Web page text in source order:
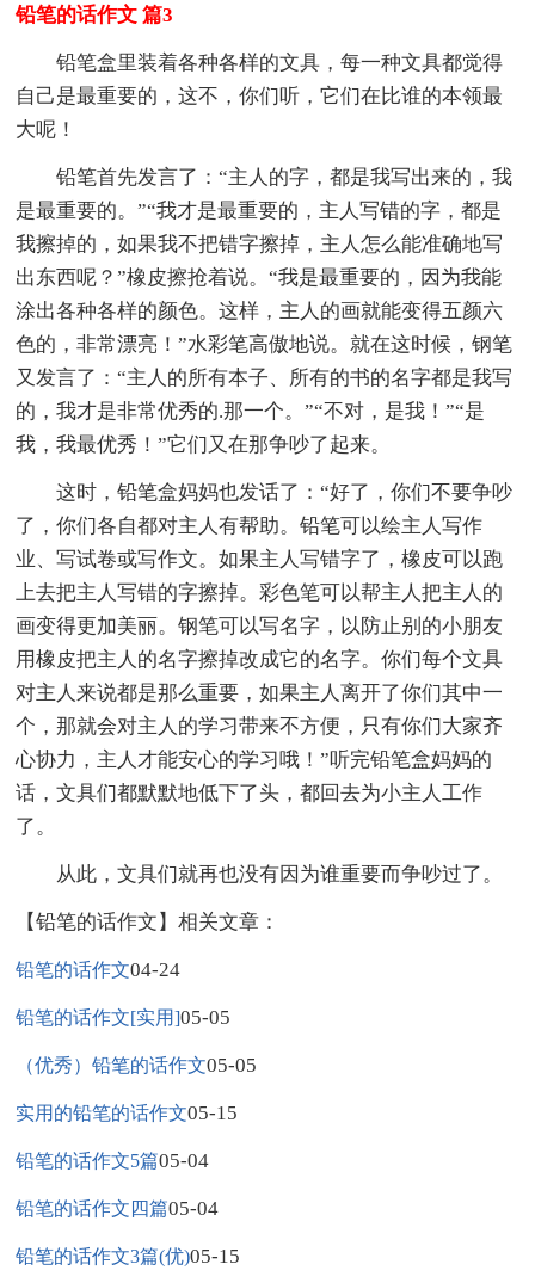
铅笔的话作文 篇3
铅笔盒里装着各种各样的文具，每一种文具都觉得
自己是最重要的，这不，你们听，它们在比谁的本领最
大呢！
铅笔首先发言了：“主人的字，都是我写出来的，我
是最重要的。”“我才是最重要的，主人写错的字，都是
我擦掉的，如果我不把错字擦掉，主人怎么能准确地写
出东西呢？”橡皮擦抢着说。“我是最重要的，因为我能
涂出各种各样的颜色。这样，主人的画就能变得五颜六
色的，非常漂亮！”水彩笔高傲地说。就在这时候，钢笔
又发言了：“主人的所有本子、所有的书的名字都是我写
的，我才是非常优秀的.那一个。”“不对，是我！”“是
我，我最优秀！”它们又在那争吵了起来。
这时，铅笔盒妈妈也发话了：“好了，你们不要争吵
了，你们各自都对主人有帮助。铅笔可以绘主人写作
业、写试卷或写作文。如果主人写错字了，橡皮可以跑
上去把主人写错的字擦掉。彩色笔可以帮主人把主人的
画变得更加美丽。钢笔可以写名字，以防止别的小朋友
用橡皮把主人的名字擦掉改成它的名字。你们每个文具
对主人来说都是那么重要，如果主人离开了你们其中一
个，那就会对主人的学习带来不方便，只有你们大家齐
心协力，主人才能安心的学习哦！”听完铅笔盒妈妈的
话，文具们都默默地低下了头，都回去为小主人工作
了。
从此，文具们就再也没有因为谁重要而争吵过了。
【铅笔的话作文】相关文章：
铅笔的话作文04-24
铅笔的话作文[实用]05-05
（优秀）铅笔的话作文05-05
实用的铅笔的话作文05-15
铅笔的话作文5篇05-04
铅笔的话作文四篇05-04
铅笔的话作文3篇(优)05-15